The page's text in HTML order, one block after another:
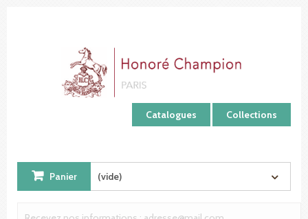
Catalogues Collections
Panier (vide)